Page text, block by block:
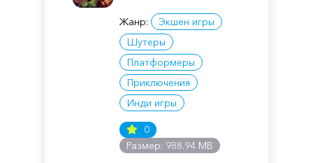
Жанр:
Экшен игры
Шутеры
Платформеры
Приключения
Инди игры
0
Размер: 988.94 MB